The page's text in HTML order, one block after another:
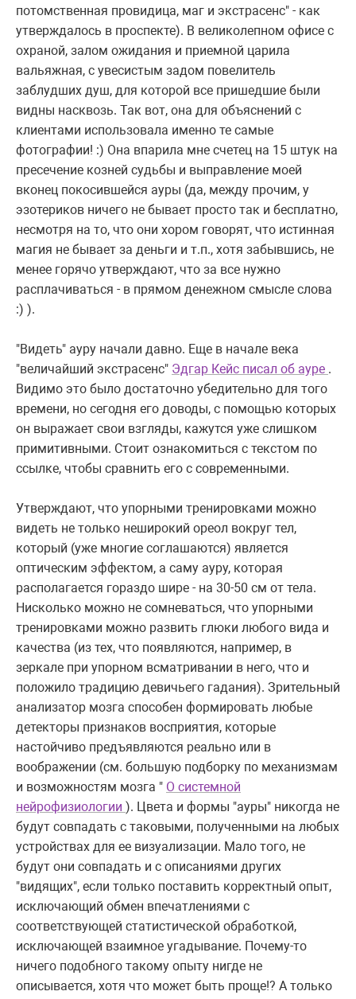
потомственная провидица, маг и экстрасенс" - как
утверждалось в проспекте). В великолепном офисе с
охраной, залом ожидания и приемной царила
вальяжная, с увесистым задом повелитель
заблудших душ, для которой все пришедшие были
видны насквозь. Так вот, она для объяснений с
клиентами использовала именно те самые
фотографии! :) Она впарила мне счетец на 15 штук на
пресечение козней судьбы и выправление моей
вконец покосившейся ауры (да, между прочим, у
эзотериков ничего не бывает просто так и бесплатно,
несмотря на то, что они хором говорят, что истинная
магия не бывает за деньги и т.п., хотя забывшись, не
менее горячо утверждают, что за все нужно
расплачиваться - в прямом денежном смысле слова
:) ).
"Видеть" ауру начали давно. Еще в начале века
"величайший экстрасенс" Эдгар Кейс писал об ауре .
Видимо это было достаточно убедительно для того
времени, но сегодня его доводы, с помощью которых
он выражает свои взгляды, кажутся уже слишком
примитивными. Стоит ознакомиться с текстом по
ссылке, чтобы сравнить его с современными.
Утверждают, что упорными тренировками можно
видеть не только неширокий ореол вокруг тел,
который (уже многие соглашаются) является
оптическим эффектом, а саму ауру, которая
располагается гораздо шире - на 30-50 см от тела.
Нисколько можно не сомневаться, что упорными
тренировками можно развить глюки любого вида и
качества (из тех, что появляются, например, в
зеркале при упорном всматривании в него, что и
положило традицию девичьего гадания). Зрительный
анализатор мозга способен формировать любые
детекторы признаков восприятия, которые
настойчиво предъявляются реально или в
воображении (см. большую подборку по механизмам
и возможностям мозга " О системной
нейрофизиологии ). Цвета и формы "ауры" никогда не
будут совпадать с таковыми, полученными на любых
устройствах для ее визуализации. Мало того, не
будут они совпадать и с описаниями других
"видящих", если только поставить корректный опыт,
исключающий обмен впечатлениями с
соответствующей статистической обработкой,
исключающей взаимное угадывание. Почему-то
ничего подобного такому опыту нигде не
описывается, хотя что может быть проще!? А только